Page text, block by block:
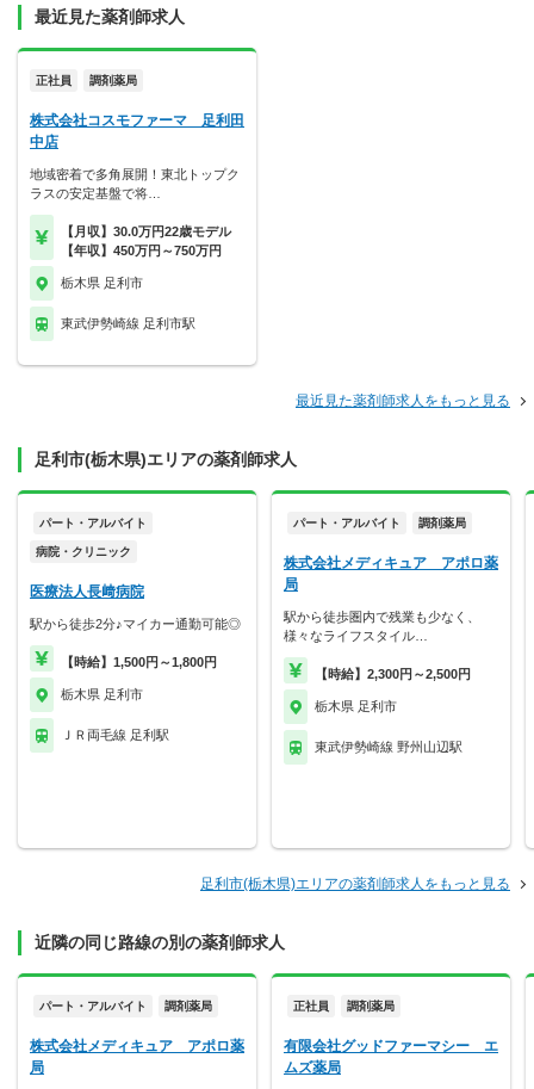
最近見た薬剤師求人
正社員 調剤薬局
株式会社コスモファーマ 足利田
中店
地域密着で多角展開！東北トップク
ラスの安定基盤で将…
【月収】30.0万円22歳モデル
【年収】450万円～750万円
栃木県 足利市
東武伊勢崎線 足利市駅
最近見た薬剤師求人をもっと見る
足利市(栃木県)エリアの薬剤師求人
パート・アルバイト
病院・クリニック
医療法人長﨑病院
駅から徒歩2分♪マイカー通勤可能◎
【時給】1,500円～1,800円
栃木県 足利市
ＪＲ両毛線 足利駅
パート・アルバイト 調剤薬局
株式会社メディキュア アポロ薬
局
駅から徒歩圏内で残業も少なく、
様々なライフスタイル…
【時給】2,300円～2,500円
栃木県 足利市
東武伊勢崎線 野州山辺駅
足利市(栃木県)エリアの薬剤師求人をもっと見る
近隣の同じ路線の別の薬剤師求人
パート・アルバイト 調剤薬局
株式会社メディキュア アポロ薬
局
正社員 調剤薬局
有限会社グッドファーマシー エ
ムズ薬局